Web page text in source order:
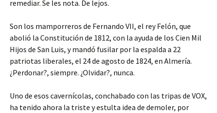
remediar. Se les nota. De lejos.
Son los mamporreros de Fernando VII, el rey Felón, que
abolió la Constitución de 1812, con la ayuda de los Cien Mil
Hijos de San Luis, y mandó fusilar por la espalda a 22
patriotas liberales, el 24 de agosto de 1824, en Almería.
¿Perdonar?, siempre. ¿Olvidar?, nunca.
Uno de esos cavernícolas, conchabado con las tripas de VOX,
ha tenido ahora la triste y estulta idea de demoler, por